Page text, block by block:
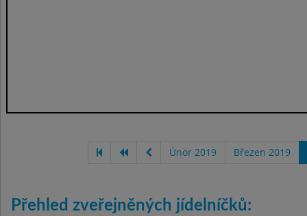
Únor 2019 Březen 2019
Přehled zveřejněných jídelníčků: